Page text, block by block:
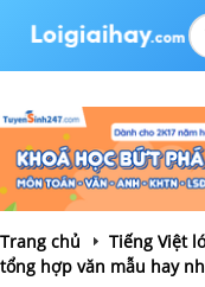
Trang chủ
Tiếng Việt
tổng hợp văn mẫu hay